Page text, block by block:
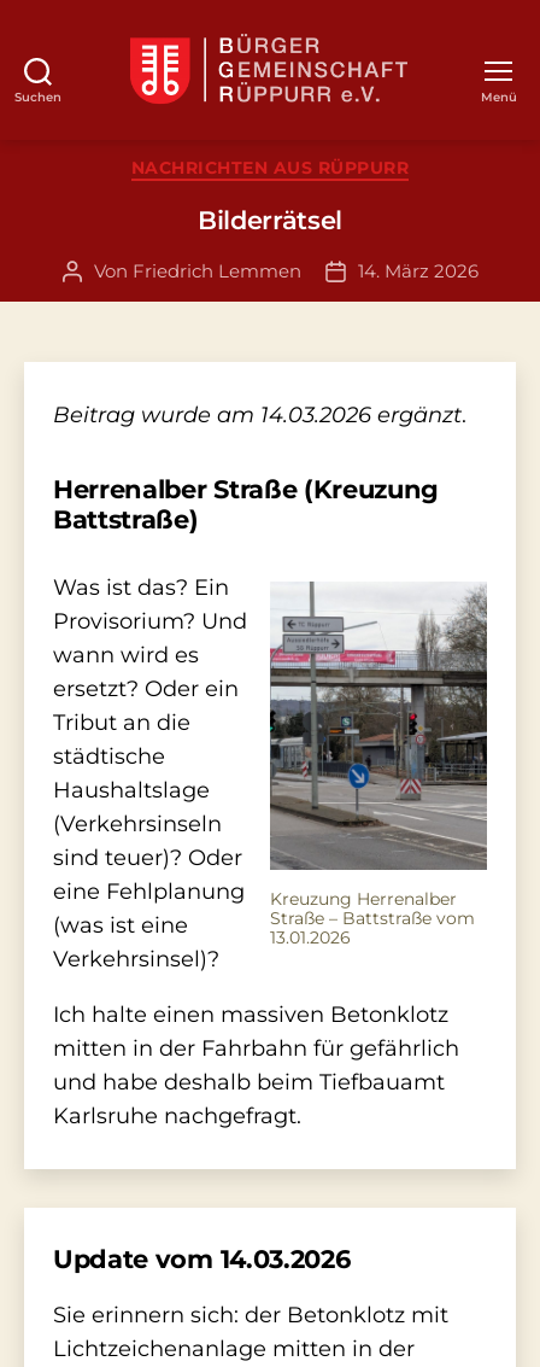
Suchen Menü
Kategorien
NACHRICHTEN AUS RÜPPURR
Bilderrätsel
Beitragsautor
Von Friedrich Lemmen 14. März 2026
Beitrag wurde am 14.03.2026 ergänzt.
Herrenalber Straße (Kreuzung
Battstraße)
Kreuzung Herrenalber
Straße – Battstraße vom
13.01.2026
Was ist das? Ein
Provisorium? Und
wann wird es
ersetzt? Oder ein
Tribut an die
städtische
Haushaltslage
(Verkehrsinseln
sind teuer)? Oder
eine Fehlplanung
(was ist eine
Verkehrsinsel)?
Ich halte einen massiven Betonklotz
mitten in der Fahrbahn für gefährlich
und habe deshalb beim Tiefbauamt
Karlsruhe nachgefragt.
Update vom 14.03.2026
Sie erinnern sich: der Betonklotz mit
Lichtzeichenanlage mitten in der